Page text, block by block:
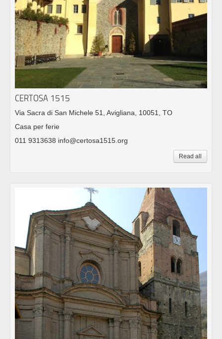
CERTOSA 1515
Via Sacra di San Michele 51, Avigliana, 10051, TO
Casa per ferie
011 9313638 info@certosa1515.org
Read all